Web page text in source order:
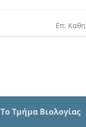
Επ.
Το Τμήμα Βιολογίας